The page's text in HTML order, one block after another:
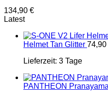
134,90 €
Latest
Helmet Tan Glitter 74,90
Lieferzeit: 3 Tage
PANTHEON